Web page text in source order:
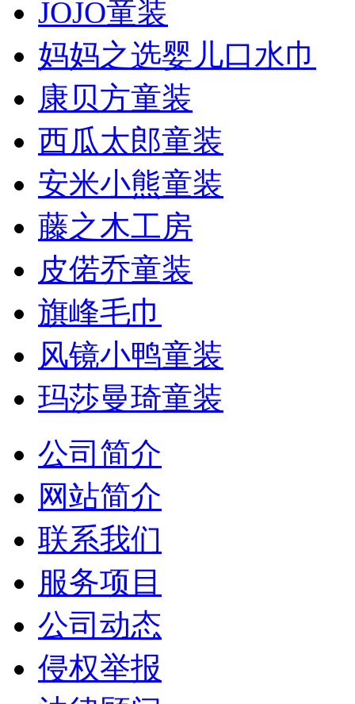
JOJO童装
妈妈之选婴儿口水巾
康贝方童装
西瓜太郎童装
安米小熊童装
藤之木工房
皮偌乔童装
旗峰毛巾
风镜小鸭童装
玛莎曼琦童装
公司简介
网站简介
联系我们
服务项目
公司动态
侵权举报